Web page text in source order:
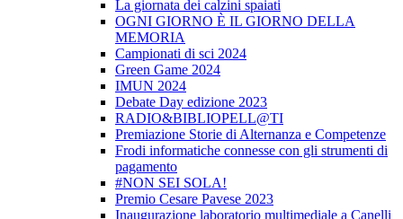
La giornata dei calzini spaiati
OGNI GIORNO È IL GIORNO DELLA
MEMORIA
Campionati di sci 2024
Green Game 2024
IMUN 2024
Debate Day edizione 2023
RADIO&BIBLIOPELL@TI
Premiazione Storie di Alternanza e Competenze
Frodi informatiche connesse con gli strumenti di
pagamento
#NON SEI SOLA!
Premio Cesare Pavese 2023
Inaugurazione laboratorio multimediale a Canelli